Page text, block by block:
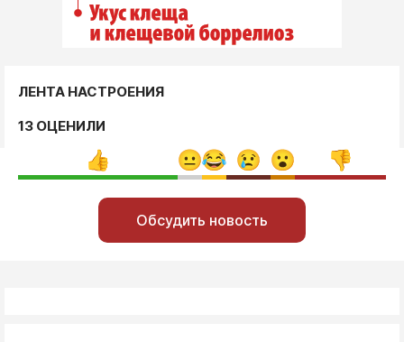
ЛЕНТА НАСТРОЕНИЯ
13 ОЦЕНИЛИ
Обсудить новость